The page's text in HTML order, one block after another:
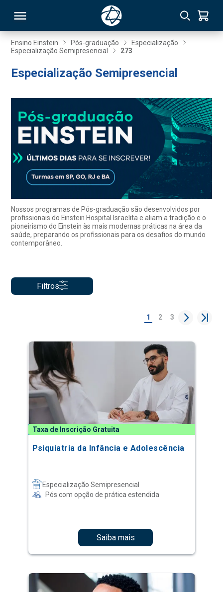
Ensino Einstein Pós-graduação
Especialização
Especialização Semipresencial
273
Especialização Semipresencial
Nossos programas de Pós-graduação são desenvolvidos por
profissionais do Einstein Hospital Israelita e aliam a tradição e o
pioneirismo do Einstein às mais modernas práticas na área da
saúde, preparando os profissionais para os desafios do mundo
contemporâneo.
Filtros
1 2 3
Taxa de Inscrição Gratuita
Psiquiatria da Infância e Adolescência
Especialização Semipresencial
Pós com opção de prática estendida
Saiba mais